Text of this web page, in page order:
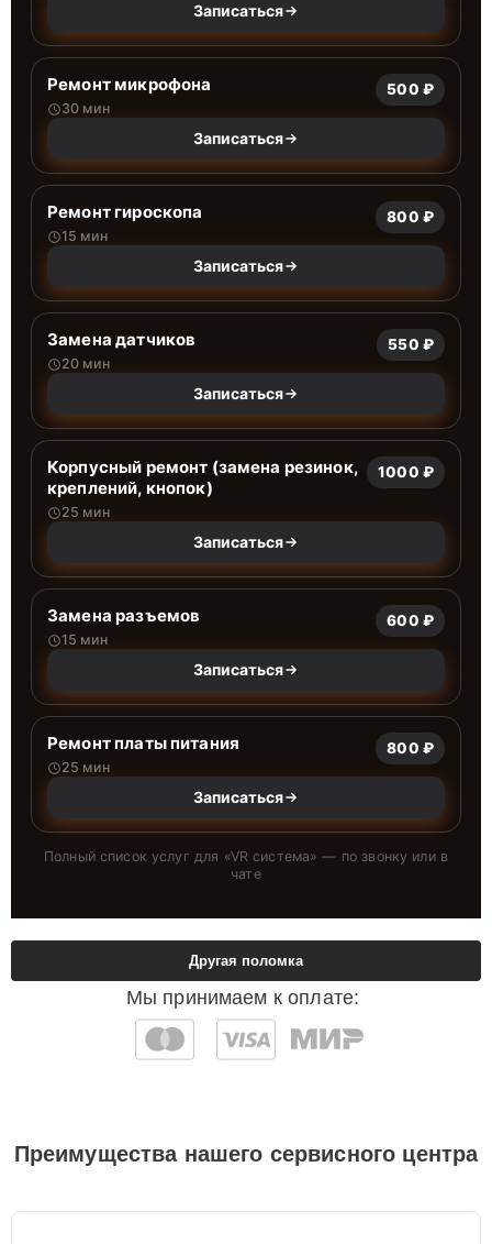
Записаться
Ремонт микрофона
30 мин
500 ₽
Записаться
Ремонт гироскопа
15 мин
800 ₽
Записаться
Замена датчиков
20 мин
550 ₽
Записаться
Корпусный ремонт (замена резинок,
креплений, кнопок)
25 мин
1000 ₽
Записаться
Замена разъемов
15 мин
600 ₽
Записаться
Ремонт платы питания
25 мин
800 ₽
Записаться
Полный список услуг для «VR система» — по звонку или в
чате
Мы принимаем к оплате:
Другая поломка
Преимущества нашего сервисного центра